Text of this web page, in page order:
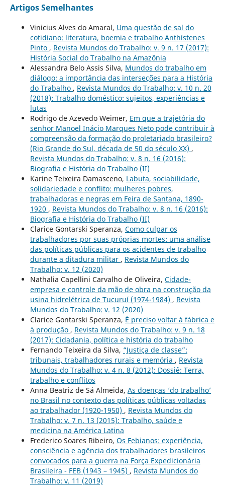
Artigos Semelhantes
Vinicius Alves do Amaral, Uma questão de sal do
cotidiano: literatura, boemia e trabalho Anthístenes
Pinto , Revista Mundos do Trabalho: v. 9 n. 17 (2017):
História Social do Trabalho na Amazônia
Alessandra Belo Assis Silva, Mundos do trabalho em
diálogo: a importância das interseções para a História
do Trabalho , Revista Mundos do Trabalho: v. 10 n. 20
(2018): Trabalho doméstico: sujeitos, experiências e
lutas
Rodrigo de Azevedo Weimer, Em que a trajetória do
senhor Manoel Inácio Marques Neto pode contribuir à
compreensão da formação do proletariado brasileiro?
(Rio Grande do Sul, década de 50 do século XX) ,
Revista Mundos do Trabalho: v. 8 n. 16 (2016):
Biografia e História do Trabalho (II)
Karine Teixeira Damasceno, Labuta, sociabilidade,
solidariedade e conflito: mulheres pobres,
trabalhadoras e negras em Feira de Santana, 1890-
1920 , Revista Mundos do Trabalho: v. 8 n. 16 (2016):
Biografia e História do Trabalho (II)
Clarice Gontarski Speranza, Como culpar os
trabalhadores por suas próprias mortes: uma análise
das políticas públicas para os acidentes de trabalho
durante a ditadura militar , Revista Mundos do
Trabalho: v. 12 (2020)
Nathalia Capellini Carvalho de Oliveira, Cidade-
empresa e controle da mão de obra na construção da
usina hidrelétrica de Tucuruí (1974-1984) , Revista
Mundos do Trabalho: v. 12 (2020)
Clarice Gontarski Speranza, É preciso voltar à fábrica e
à produção , Revista Mundos do Trabalho: v. 9 n. 18
(2017): Cidadania, política e história do trabalho
Fernando Teixeira da Silva, “Justiça de classe”:
tribunais, trabalhadores rurais e memória , Revista
Mundos do Trabalho: v. 4 n. 8 (2012): Dossiê: Terra,
trabalho e conflitos
Anna Beatriz de Sá Almeida, As doenças ‘do trabalho’
no Brasil no contexto das políticas públicas voltadas
ao trabalhador (1920-1950) , Revista Mundos do
Trabalho: v. 7 n. 13 (2015): Trabalho, saúde e
medicina na América Latina
Frederico Soares Ribeiro, Os Febianos: experiência,
consciência e agência dos trabalhadores brasileiros
convocados para a guerra na Força Expedicionária
Brasileira - FEB (1943 – 1945) , Revista Mundos do
Trabalho: v. 11 (2019)